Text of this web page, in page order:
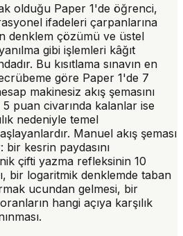
olduğu Paper 1'de öğrenci,
ifadeleri çarpanlarına
denklem çözümü ve üstel
gibi işlemleri kâğıt
Bu kısıtlama sınavın en
göre Paper 1'de 7
makinesiz akış şemasını
puan civarında kalanlar ise
nedeniyle temel
Manuel akış şeması
kesrin paydasını
çifti yazma refleksinin 10
bir logaritmik denklemde taban
ucundan gelmesi, bir
hangi açıya karşılık